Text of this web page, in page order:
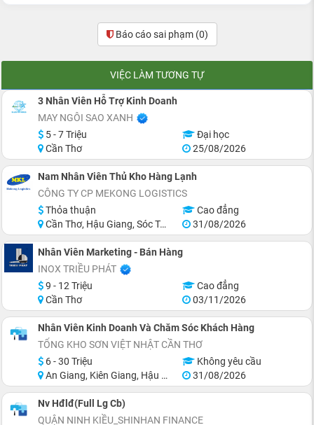
Báo cáo sai phạm (0)
VIỆC LÀM TƯƠNG TỰ
3 Nhân Viên Hỗ Trợ Kinh Doanh
MAY NGÔI SAO XANH
5 - 7 Triệu
Đại học
Cần Thơ
25/08/2026
Nam Nhân Viên Thủ Kho Hàng Lạnh
CÔNG TY CP MEKONG LOGISTICS
Thỏa thuận
Cao đẳng
Cần Thơ, Hậu Giang, Sóc Trăng
31/08/2026
Nhân Viên Marketing - Bán Hàng
INOX TRIỀU PHÁT
9 - 12 Triệu
Cao đẳng
Cần Thơ
03/11/2026
Nhân Viên Kinh Doanh Và Chăm Sóc Khách Hàng
TỔNG KHO SƠN VIỆT NHẬT CẦN THƠ
6 - 30 Triệu
Không yêu cầu
An Giang, Kiên Giang, Hậu Giang, Sóc Trăng, Bạc Liêu, Cà Mau
31/08/2026
Nv Hđlđ(Full Lg Cb)
QUẬN NINH KIỀU_SHINHAN FINANCE